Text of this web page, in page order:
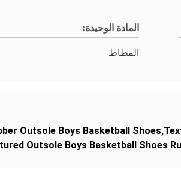
المادة الوحيدة:
المطاط
Outsole Boys Basketball
Outsole Boys Basketball Shoes